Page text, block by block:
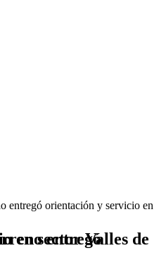
entregó orientación y servicio en